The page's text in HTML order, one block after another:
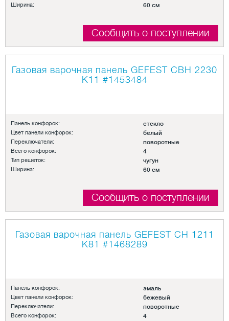
Ширина: 60 см
Сообщить о поступлении
Газовая варочная панель GEFEST СВН 2230
К11 #1453484
Панель конфорок: стекло
Цвет панели конфорок: белый
Переключатели: поворотные
Всего конфорок: 4
Тип решеток: чугун
Ширина: 60 см
Сообщить о поступлении
Газовая варочная панель GEFEST СН 1211
К81 #1468289
Панель конфорок: эмаль
Цвет панели конфорок: бежевый
Переключатели: поворотные
Всего конфорок: 4